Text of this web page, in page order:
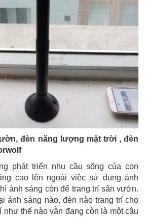
đèn năng lượng mặt trời , đèn
phát triển nhu cầu sống của con
cao lên ngoài việc sử dụng ánh
ánh sáng còn để trang trí sân vườn.
ánh sáng nào, đèn nào trang trí cho
thế nào vẫn đang còn là một câu